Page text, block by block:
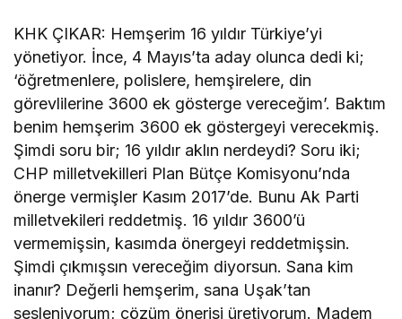
KHK ÇIKAR: Hemşerim 16 yıldır Türkiye’yi
yönetiyor. İnce, 4 Mayıs’ta aday olunca dedi ki;
‘öğretmenlere, polislere, hemşirelere, din
görevlilerine 3600 ek gösterge vereceğim’. Baktım
benim hemşerim 3600 ek göstergeyi verecekmiş.
Şimdi soru bir; 16 yıldır aklın nerdeydi? Soru iki;
CHP milletvekilleri Plan Bütçe Komisyonu’nda
önerge vermişler Kasım 2017’de. Bunu Ak Parti
milletvekileri reddetmiş. 16 yıldır 3600’ü
vermemişsin, kasımda önergeyi reddetmişsin.
Şimdi çıkmışsın vereceğim diyorsun. Sana kim
inanır? Değerli hemşerim, sana Uşak’tan
sesleniyorum; çözüm önerisi üretiyorum. Madem